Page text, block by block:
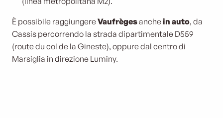
È possibile raggiungereVaufrègesanchein auto, da
Cassis percorrendo la strada dipartimentale D559
(route du col de la Gineste), oppure dal centro di
Marsiglia in direzione Luminy.